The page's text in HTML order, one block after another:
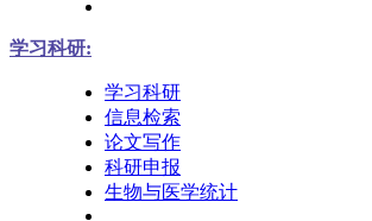
学习科研:
学习科研
信息检索
论文写作
科研申报
生物与医学统计